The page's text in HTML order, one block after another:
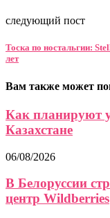
следующий пост
Тоска по ностальгии:
лет
Вам также может
Как планируют
Казахстане
06/08/2026
В Белоруссии
центр Wildberries